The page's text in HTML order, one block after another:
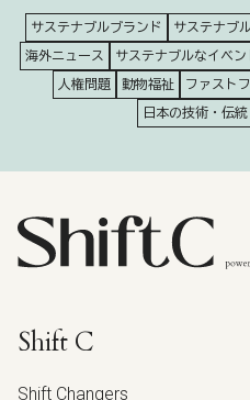
サステナブルブランド サステナブ
海外ニュース
サステナブルなイベン
人権問題
動物福祉 ファスト
日本の技術・伝統
Shift C
Shift Changers